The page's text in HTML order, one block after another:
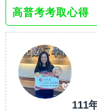
高普考考取心得
111